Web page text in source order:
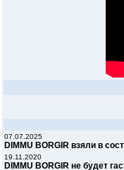
07.07.2025
DIMMU BORGIR взяли в
19.11.2020
DIMMU BORGIR не будет